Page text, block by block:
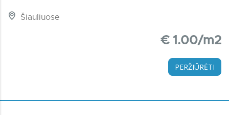
Šiauliuose
€ 1.00/m2
PERŽIŪRĖTI